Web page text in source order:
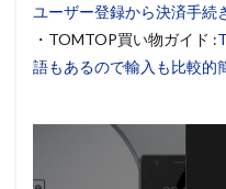
ユーザー登録から決済手続
・TOMTOP買い物ガイド :
語もあるので輸入も比較的